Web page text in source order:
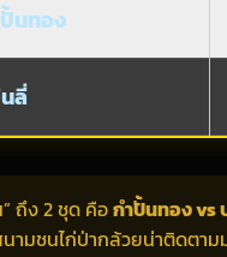
นทอง
ลี่
ถึง 2 ชุด คือกำปั้นทอง vs
ามชนไก่ป่ากล้วยน่าติดตา